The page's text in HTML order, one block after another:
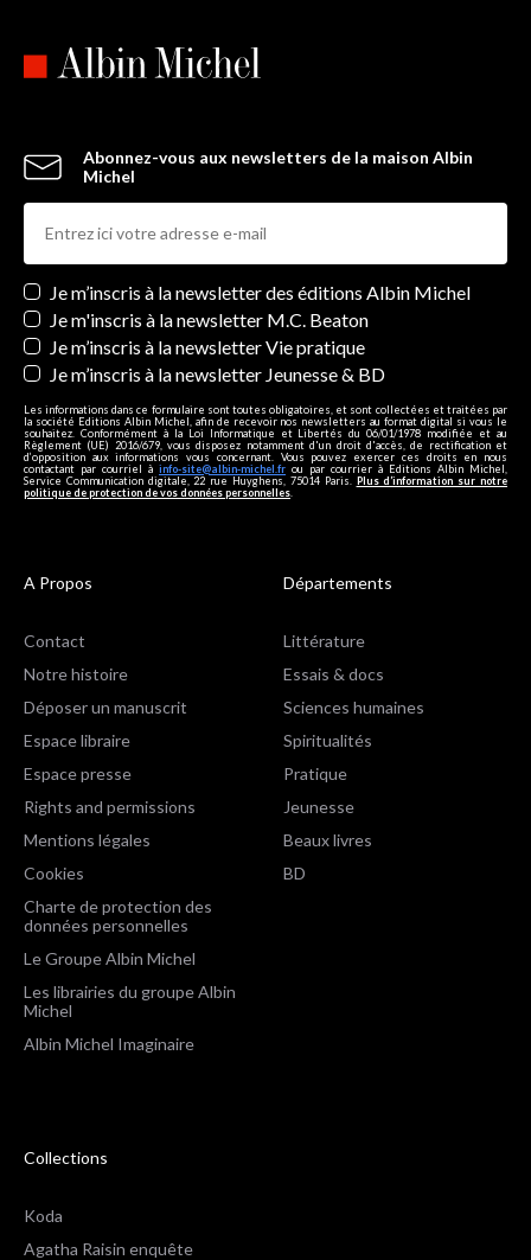
Abonnez-vous aux newsletters de la maison Albin
Michel
Newsletters
Je m’inscris à la newsletter des éditions Albin Michel
Je m'inscris à la newsletter M.C. Beaton
Je m’inscris à la newsletter Vie pratique
Je m’inscris à la newsletter Jeunesse & BD
Les informations dans ce formulaire sont toutes obligatoires, et sont collectées et traitées par
la société Editions Albin Michel, afin de recevoir nos newsletters au format digital si vous le
souhaitez. Conformément à la Loi Informatique et Libertés du 06/01/1978 modifiée et au
Règlement (UE) 2016/679, vous disposez notamment d'un droit d'accès, de rectification et
d’opposition aux informations vous concernant. Vous pouvez exercer ces droits en nous
contactant par courriel à info-site@albin-michel.fr ou par courrier à Editions Albin Michel,
Service Communication digitale, 22 rue Huyghens, 75014 Paris. Plus d’information sur notre
politique de protection de vos données personnelles
A Propos
Contact
Notre histoire
Déposer un manuscrit
Espace libraire
Espace presse
Rights and permissions
Mentions légales
Cookies
Charte de protection des
données personnelles
Le Groupe Albin Michel
Les librairies du groupe Albin
Michel
Albin Michel Imaginaire
Départements
Littérature
Essais & docs
Sciences humaines
Spiritualités
Pratique
Jeunesse
Beaux livres
BD
Collections
Koda
Agatha Raisin enquête